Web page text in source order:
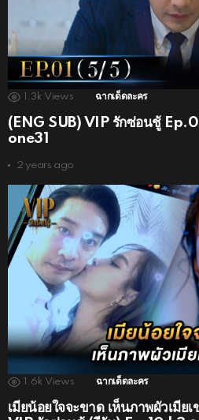
1.3k Views ฉากเด็ดละคร
(ENG SUB) VIP รักซ่อนชู้
one31
2 years ago
1.6k Views ฉากเด็ดละคร
เมียน้อยใจจะขาด เห็นภาพผัวเมี